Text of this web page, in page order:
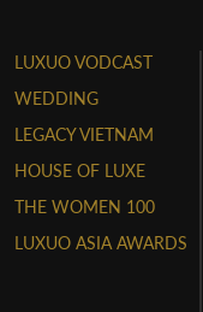
LUXUO VODCAST
WEDDING
LEGACY VIETNAM
HOUSE OF LUXE
THE WOMEN 100
LUXUO ASIA AWARDS